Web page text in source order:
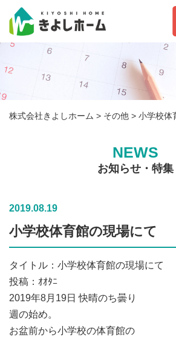
株式会社きよしホーム > その他 > 小学校体
NEWS
お知らせ・特集
2019.08.19
小学校体育館の現場にて
タイトル：小学校体育館の現場にて
投稿：ｵｵﾀﾆ
2019年8月19日 快晴のち曇り
週の始め。
お盆前から小学校の体育館の